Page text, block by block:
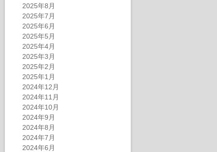
2025年8月
2025年7月
2025年6月
2025年5月
2025年4月
2025年3月
2025年2月
2025年1月
2024年12月
2024年11月
2024年10月
2024年9月
2024年8月
2024年7月
2024年6月